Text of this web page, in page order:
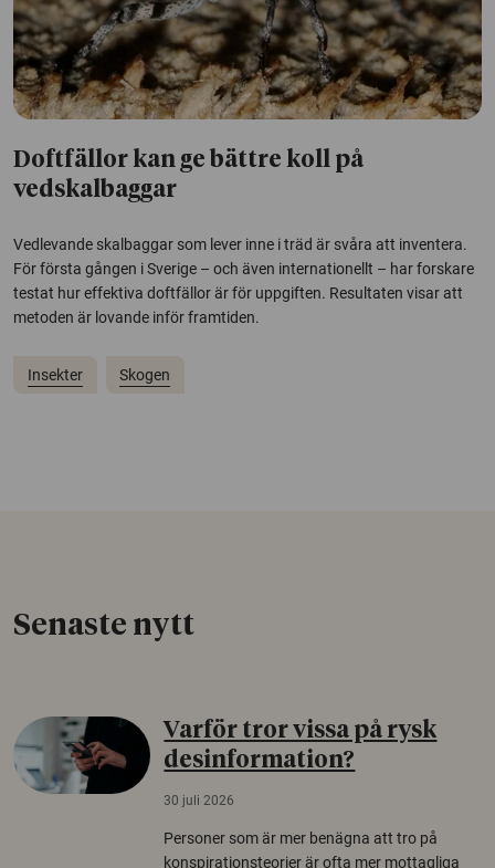
Doftfällor kan ge bättre koll på
vedskalbaggar
Vedlevande skalbaggar som lever inne i träd är svåra att inventera.
För första gången i Sverige – och även internationellt – har forskare
testat hur effektiva doftfällor är för uppgiften. Resultaten visar att
metoden är lovande inför framtiden.
Insekter Skogen
Senaste nytt
Varför tror vissa på rysk
desinformation?
30 juli 2026
Personer som är mer benägna att tro på
konspirationsteorier är ofta mer mottagliga